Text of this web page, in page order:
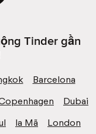
Tinder gần
Barcelona
Dubai
la Mã
London